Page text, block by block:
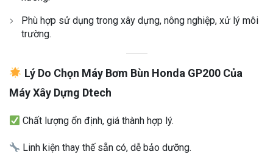
Phù hợp sử dụng trong xây dựng, nông nghiệp, xử lý môi
trường.
Lý Do Chọn Máy Bơm Bùn Honda GP200 Của
Máy Xây Dựng Dtech
Chất lượng ổn định, giá thành hợp lý.
Linh kiện thay thế sẵn có, dễ bảo dưỡng.